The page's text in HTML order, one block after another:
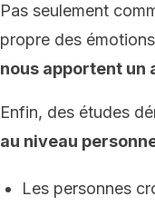
Pas seulement
propre des
nous apportent un
Enfin, des études
au niveau
Les personnes